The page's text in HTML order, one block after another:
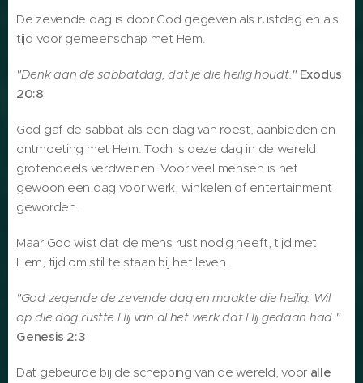
De zevende dag is door God gegeven als rustdag en als
tijd voor gemeenschap met Hem.
"Denk aan de sabbatdag, dat je die heilig houdt." Exodus
20:8
God gaf de sabbat als een dag van roest, aanbieden en
ontmoeting met Hem. Toch is deze dag in de wereld
grotendeels verdwenen. Voor veel mensen is het
gewoon een dag voor werk, winkelen of entertainment
geworden.
Maar God wist dat de mens rust nodig heeft, tijd met
Hem, tijd om stil te staan ​​bij het leven.
"God zegende de zevende dag en maakte die heilig. Wil
op die dag rustte Hij van al het werk dat Hij gedaan had."
Genesis 2:3
Dat gebeurde bij de schepping van de wereld, voor alle